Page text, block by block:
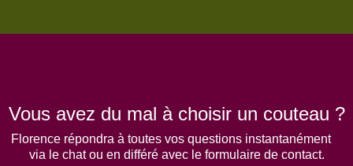
Vous avez du mal à choisir un couteau ?
Florence répondra à toutes vos questions instantanément
via le chat ou en différé avec le formulaire de contact.